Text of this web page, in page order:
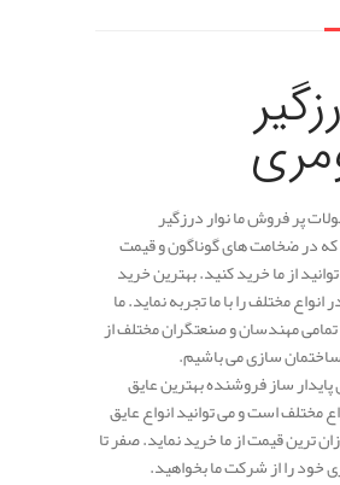
پر فروش ما نوار درزگیر
در ضخامت های گوناگون و قیمت
از ما خرید کنید. بهترین خرید
مختلف را با ما تجربه نماید. ما
تمامی مهندسان و صنعتگران مختلف از
سازی می باشیم.
ساز فروشنده بهترین عایق
مختلف است و می توانید انواع عایق
ترین قیمت از ما خرید نماید. صفر تا
خود را از شرکت ما بخواهید.